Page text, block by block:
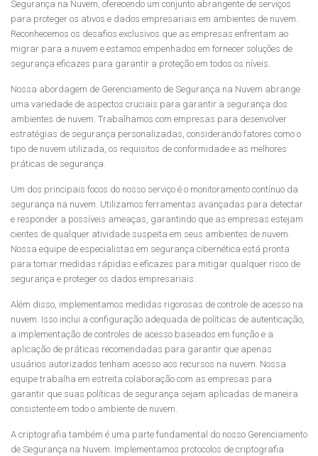
Segurança na Nuvem, oferecendo um conjunto abrangente de serviços
para proteger os ativos e dados empresariais em ambientes de nuvem.
Reconhecemos os desafios exclusivos que as empresas enfrentam ao
migrar para a nuvem e estamos empenhados em fornecer soluções de
segurança eficazes para garantir a proteção em todos os níveis.
Nossa abordagem de Gerenciamento de Segurança na Nuvem abrange
uma variedade de aspectos cruciais para garantir a segurança dos
ambientes de nuvem. Trabalhamos com empresas para desenvolver
estratégias de segurança personalizadas, considerando fatores como o
tipo de nuvem utilizada, os requisitos de conformidade e as melhores
práticas de segurança.
Um dos principais focos do nosso serviço é o monitoramento contínuo da
segurança na nuvem. Utilizamos ferramentas avançadas para detectar
e responder a possíveis ameaças, garantindo que as empresas estejam
cientes de qualquer atividade suspeita em seus ambientes de nuvem.
Nossa equipe de especialistas em segurança cibernética está pronta
para tomar medidas rápidas e eficazes para mitigar qualquer risco de
segurança e proteger os dados empresariais.
Além disso, implementamos medidas rigorosas de controle de acesso na
nuvem. Isso inclui a configuração adequada de políticas de autenticação,
a implementação de controles de acesso baseados em função e a
aplicação de práticas recomendadas para garantir que apenas
usuários autorizados tenham acesso aos recursos na nuvem. Nossa
equipe trabalha em estreita colaboração com as empresas para
garantir que suas políticas de segurança sejam aplicadas de maneira
consistente em todo o ambiente de nuvem.
A criptografia também é uma parte fundamental do nosso Gerenciamento
de Segurança na Nuvem. Implementamos protocolos de criptografia